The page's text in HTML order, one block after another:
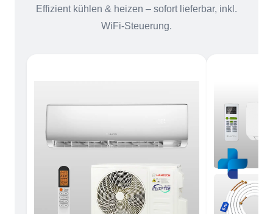
Effizient kühlen & heizen – sofort lieferbar, inkl.
WiFi-Steuerung.